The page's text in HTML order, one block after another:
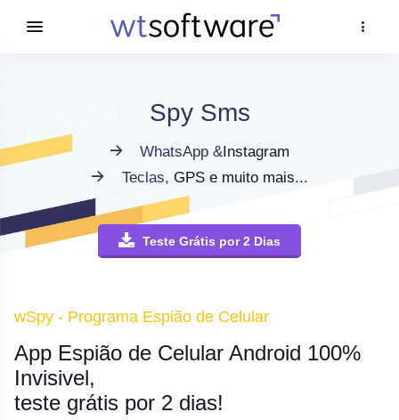
Spy Sms
WhatsApp &Instagram
Teclas, GPS e muito mais...
Teste Grátis por 2 Dias
wSpy - Programa Espião de Celular
App Espião de Celular Android 100%
Invisivel,
teste grátis por 2 dias!